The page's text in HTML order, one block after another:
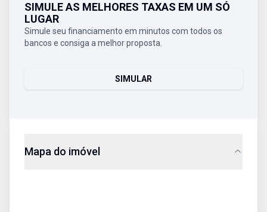
SIMULE AS MELHORES TAXAS EM UM SÓ
LUGAR
Simule seu financiamento em minutos com todos os
bancos e consiga a melhor proposta.
SIMULAR
Mapa do imóvel